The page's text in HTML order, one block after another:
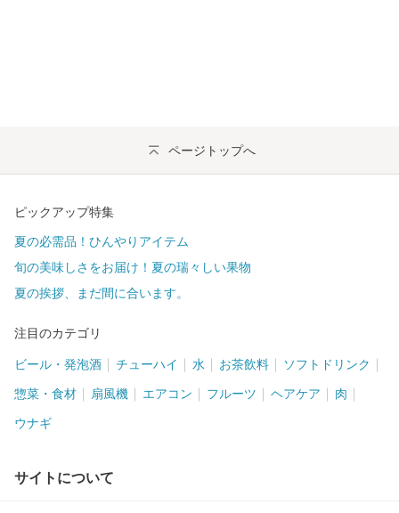
ページトップへ
ピックアップ特集
夏の必需品！ひんやりアイテム
旬の美味しさをお届け！夏の瑞々しい果物
夏の挨拶、まだ間に合います。
注目のカテゴリ
ビール・発泡酒 チューハイ 水 お茶飲料 ソフトドリンク
惣菜・食材 扇風機 エアコン フルーツ ヘアケア 肉
ウナギ
サイトについて